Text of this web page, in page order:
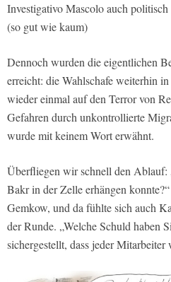
Investigativo Mascolo auch
(so gut wie kaum)
Dennoch wurden die eigentlichen
erreicht: die Wahlschafe weiterhin
wieder einmal auf den Terror von
Gefahren durch unkontrollierte
wurde mit keinem Wort erwähnt.
Überfliegen wir schnell den Ablauf:
Bakr in der Zelle erhängen
Gemkow, und da fühlte sich auch
der Runde. „Welche Schuld haben
sichergestellt, dass jeder